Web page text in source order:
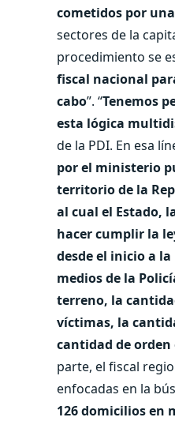
cometidos por
sectores de la
procedimiento se
fiscal nacional
cabo”. “Tenemos
esta lógica
de la PDI. En esa
por el ministerio
territorio de la
al cual el Estado,
hacer cumplir la
desde el inicio a
medios de la
terreno, la
víctimas, la
cantidad de
parte, el fiscal
enfocadas en la
126 domicilios en